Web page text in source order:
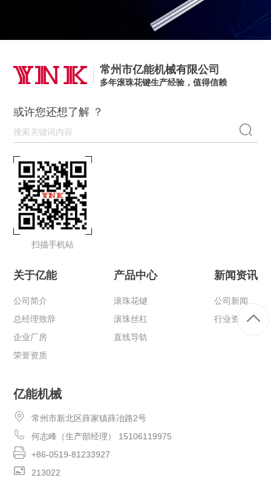
常州市亿能机械有限公司
多年滚珠花键生产经验，值得信赖
或许您还想了解 ？
扫描手机站
关于亿能
公司简介
总经理致辞
企业厂房
荣誉资质
产品中心
滚珠花键
滚珠丝杠
直线导轨
新闻资讯
公司新闻
行业资讯
亿能机械
常州市新北区薛家镇薛冶路2号
何志峰（生产部经理） 15106119975
+86-0519-81233927
213022